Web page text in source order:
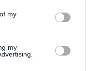
my
my
Igualdad se ha
de sensibilización
y entidades sin
ciudad para promover